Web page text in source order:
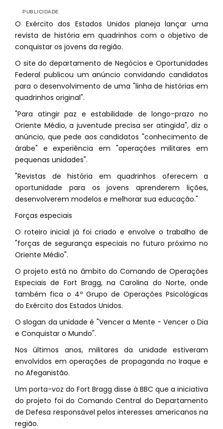
O Exército dos Estados Unidos planeja lançar uma
revista de história em quadrinhos com o objetivo de
conquistar os jovens da região.
O site do departamento de Negócios e Oportunidades
Federal publicou um anúncio convidando candidatos
para o desenvolvimento de uma "linha de histórias em
quadrinhos original".
"Para atingir paz e estabilidade de longo-prazo no
Oriente Médio, a juventude precisa ser atingida", diz o
anúncio, que pede aos candidatos "conhecimento de
árabe" e experiência em "operações militares em
pequenas unidades".
"Revistas de história em quadrinhos oferecem a
oportunidade para os jovens aprenderem lições,
desenvolverem modelos e melhorar sua educação."
Forças especiais
O roteiro inicial já foi criado e envolve o trabalho de
"forças de segurança especiais no futuro próximo no
Oriente Médio".
O projeto está no âmbito do Comando de Operações
Especiais de Fort Bragg, na Carolina do Norte, onde
também fica o 4º Grupo de Operações Psicológicas
do Exército dos Estados Unidos.
O slogan da unidade é "Vencer a Mente - Vencer o Dia
e Conquistar o Mundo".
Nos últimos anos, militares da unidade estiveram
envolvidos em operações de propaganda no Iraque e
no Afeganistão.
Um porta-voz do Fort Bragg disse à BBC que a iniciativa
do projeto foi do Comando Central do Departamento
de Defesa responsável pelos interesses americanos na
região.